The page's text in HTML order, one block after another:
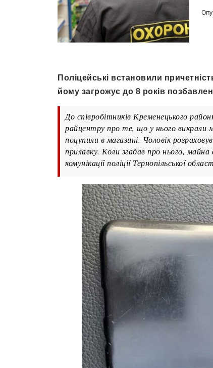
Поліцейські встановили
йому загрожує до 8 років
До співробітників Кременецького
райцентру про те, що у нього викрали
поцупили в магазині. Чоловік
прилавку. Коли згадав про нього, майна
комунікації поліції Тернопільської